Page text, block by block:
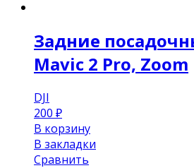
Задние
Mavic 2 Pro, Zoom
DJI
200 ₽
В корзину
В закладки
Сравнить